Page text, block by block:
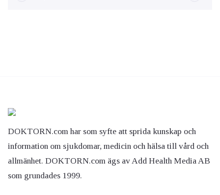
DOKTORN.com har som syfte att sprida kunskap och
information om sjukdomar, medicin och hälsa till vård och
allmänhet. DOKTORN.com ägs av Add Health Media AB
som grundades 1999.